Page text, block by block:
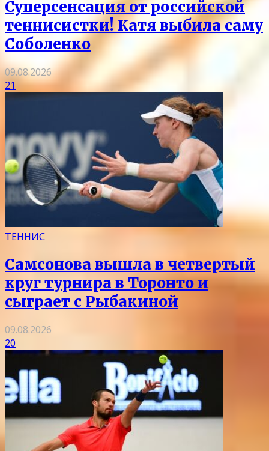
Суперсенсация от российской
теннисистки! Катя выбила саму
Соболенко
09.08.2026
21
ТЕННИС
Самсонова вышла в четвертый
круг турнира в Торонто и
сыграет с Рыбакиной
09.08.2026
20